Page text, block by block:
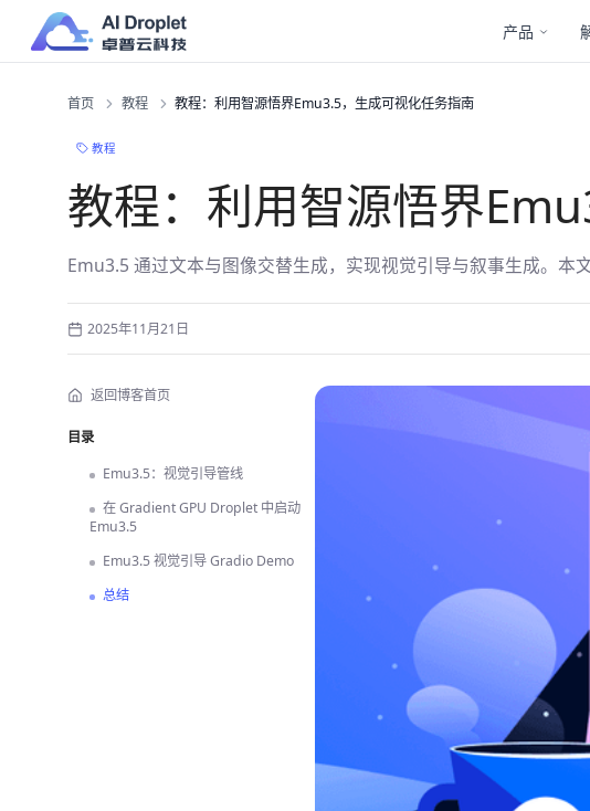
产品
首页 教程 教程：利用智源悟界Emu3.5，生成可视化任务指南
教程
教程：利用智源悟界
Emu3.5 通过文本与图像交替生成，实现视觉引导与叙事生成。
2025年11月21日
返回博客首页
目录
Emu3.5：视觉引导管线
在 Gradient GPU Droplet 中启动
Emu3.5
Emu3.5 视觉引导 Gradio Demo
总结